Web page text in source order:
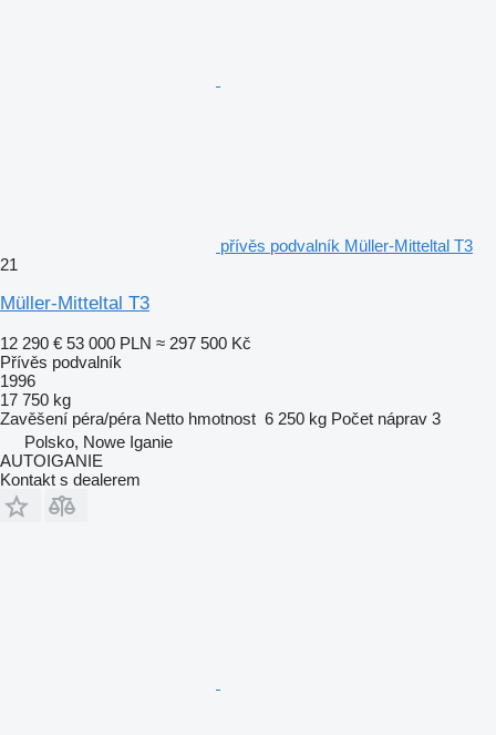
přívěs podvalník Müller-Mitteltal T3
21
Müller-Mitteltal T3
12 290 € 53 000 PLN ≈ 297 500 Kč
Přívěs podvalník
1996
17 750 kg
Zavěšení péra/péra Netto hmotnost 6 250 kg Počet náprav 3
Polsko, Nowe Iganie
AUTOIGANIE
Kontakt s dealerem